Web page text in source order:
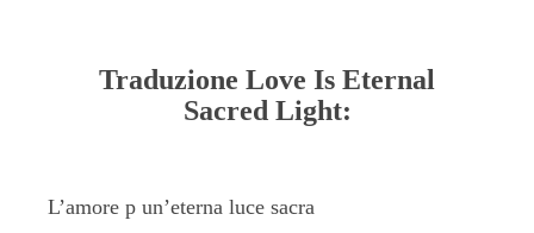
Traduzione Love Is Eternal
Sacred Light:
L’amore p un’eterna luce sacra